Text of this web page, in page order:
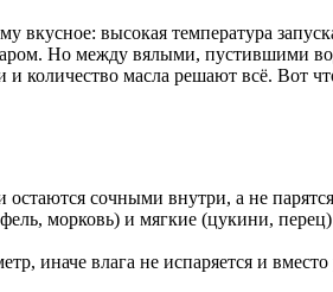
высокая температура
Но между вялыми, пустившими
количество масла решают всё. Вот
сочными внутри, а не
морковь) и мягкие (цукини,
иначе влага не испаряется и